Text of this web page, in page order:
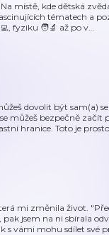
místě, kde dětská
tématech a
fyziku 🧑‍🔬 až po v…
dovolit být sam(a)
můžeš bezpečně začít
hranice. Toto je
mi změnila život.
jsem na ni sbírala
s vámi mohu sdílet své